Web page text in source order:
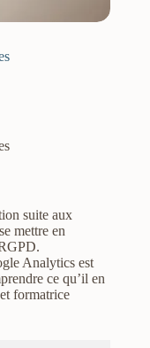
suite aux
mettre en
Analytics est
ce qu’il en
formatrice